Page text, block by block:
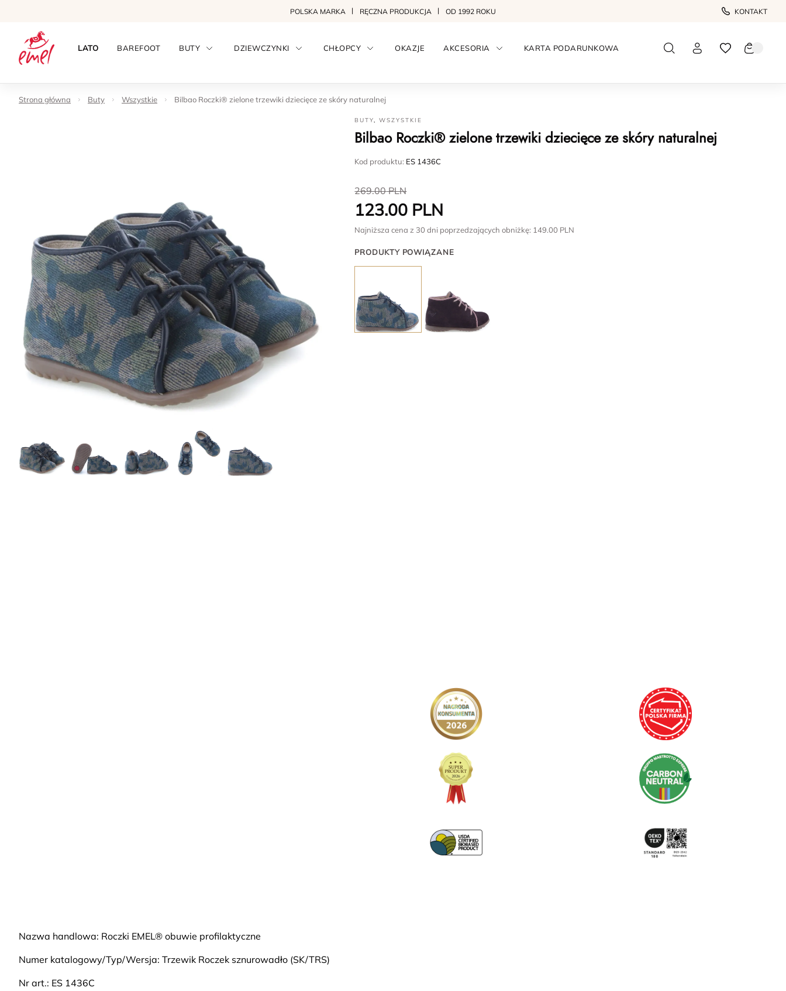
POLSKA MARKA RĘCZNA PRODUKCJA OD 1992 ROKU KONTAKT
LATO BAREFOOT BUTY DZIEWCZYNKI CHŁOPCY OKAZJE AKCESORIA KARTA PODARUNKOWA
Strona główna Buty Wszystkie Bilbao Roczki® zielone trzewiki dziecięce ze skóry naturalnej
BUTY,WSZYSTKIE
Bilbao Roczki® zielone trzewiki dziecięce ze skóry naturalnej
Kod produktu: ES 1436C
269.00PLN
123.00 PLN
Najniższa cena z 30 dni poprzedzających obniżkę: 149.00 PLN
PRODUKTY POWIĄZANE
Nazwa handlowa: Roczki EMEL® obuwie profilaktyczne
Numer katalogowy/Typ/Wersja: Trzewik Roczek sznurowadło (SK/TRS)
Nr art.: ES 1436C